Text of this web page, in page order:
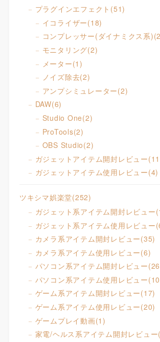
プラグインエフェクト (51)
イコライザー(18)
コンプレッサー(ダイナミクス系)
モニタリング(2)
メーター(1)
ノイズ除去(2)
アンプシミュレーター(2)
DAW(6)
Studio One(2)
ProTools(2)
OBS Studio(2)
ガジェットアイテム開封レビュー
ガジェットアイテム使用レビュー(4)
ツキシマ娯楽堂(252)
ガジェット系アイテム開封レビュー
ガジェット系アイテム使用レビュー
カメラ系アイテム開封レビュー(35)
カメラ系アイテム使用レビュー(6)
パソコン系アイテム開封レビュー
パソコン系アイテム使用レビュー
ゲーム系アイテム開封レビュー(17)
ゲーム系アイテム使用レビュー(20)
ゲームプレイ動画(1)
家電/ヘルス系アイテム開封レビュー